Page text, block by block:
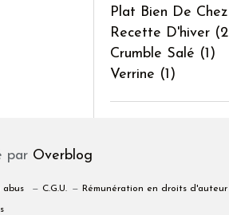
Plat Bien De
Recette D'hiver
Crumble Salé (1)
Verrine (1)
par Overblog
abus C.G.U. Rémunération en droits d'auteur